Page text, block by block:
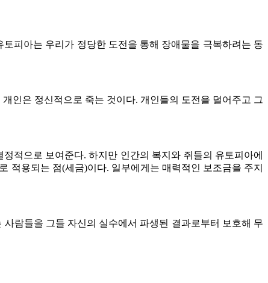
피아는 우리가 정당한 도전을 통해 장애물을 극복하려는 동
인은 정신적으로 죽는 것이다. 개인들의 도전을 덜어주고 그
적으로 보여준다. 하지만 인간의 복지와 쥐들의 유토피아에
적용되는 점(세금)이다. 일부에게는 매력적인 보조금을 주지
람들을 그들 자신의 실수에서 파생된 결과로부터 보호해 무